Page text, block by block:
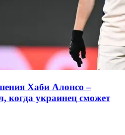
Хаби Алонсо –
когда украинец сможет